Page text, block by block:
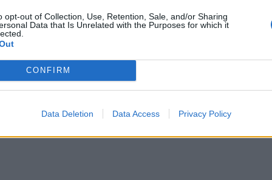
opt-out of Collection, Use, Retention, Sale, and/or Sharing
Data that Is Unrelated with the Purposes for which it
CONFIRM
Data Deletion Data Access Privacy Policy
ВЪВ
в: